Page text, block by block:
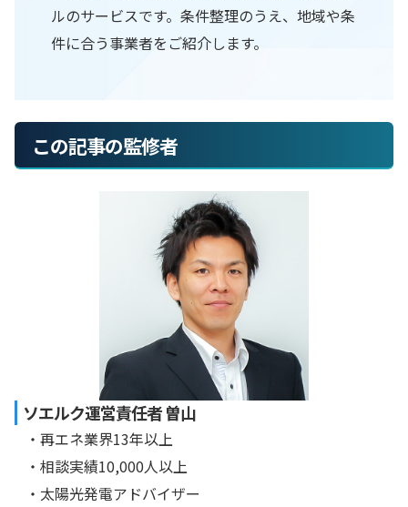
ルのサービスです。条件整理のうえ、地域や条
件に合う事業者をご紹介します。
この記事の監修者
ソエルク運営責任者 曽山
・再エネ業界13年以上
・相談実績10,000人以上
・太陽光発電アドバイザー